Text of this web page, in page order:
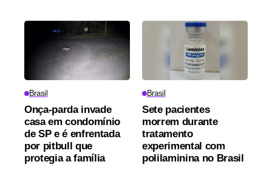
Brasil
Onça-parda invade
casa em condomínio
de SP e é enfrentada
por pitbull que
protegia a família
Brasil
Sete pacientes
morrem durante
tratamento
experimental com
polilaminina no Brasil